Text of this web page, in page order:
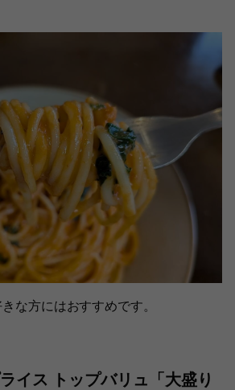
な方にはおすすめです。
イス トップバリュ「大盛り